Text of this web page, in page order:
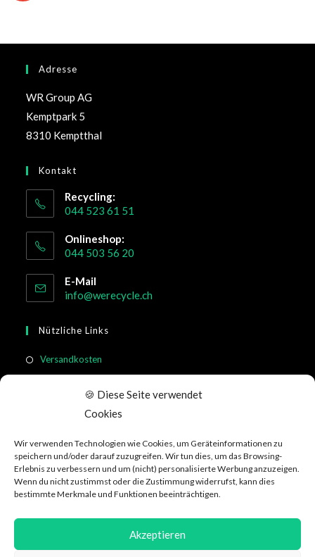
🍪 Diese Seite verwendet
Cookies
Wir verwenden Technologien wie Cookies, um Geräteinformationen zu
speichern und/oder darauf zuzugreifen. Wir tun dies, um das Browsing-
Erlebnis zu verbessern und um (nicht) personalisierte Werbung anzuzeigen.
Wenn du nicht zustimmst oder die Zustimmung widerrufst, kann dies
bestimmte Merkmale und Funktionen beeinträchtigen.
Akzeptieren
Adresse
WR Group AG
Kemptpark 5
8310 Kemptthal
Kontakt
Recycling:
044 523 61 51
Onlineshop:
044 503 56 20
E-Mail
info@werecycle.ch
Nützliche Links
Versandkosten
Kundeninformation
Social Media